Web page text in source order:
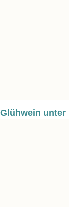
Glühwein unter